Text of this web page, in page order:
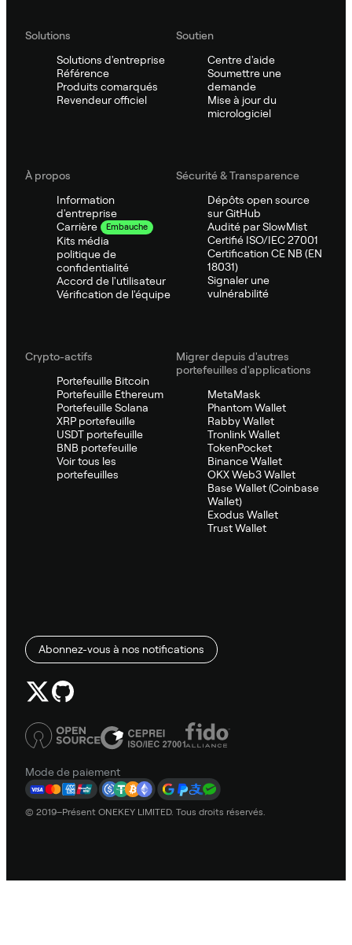
Solutions
Solutions d'entreprise
Référence
Produits comarqués
Revendeur officiel
Soutien
Centre d'aide
Soumettre une
demande
Mise à jour du
micrologiciel
À propos
Information
d'entreprise
Carrière
Embauche
Kits média
politique de
confidentialité
Accord de l'utilisateur
Vérification de l'équipe
Sécurité & Transparence
Dépôts open source
sur GitHub
Audité par SlowMist
Certifié ISO/IEC 27001
Certification CE NB (EN
18031)
Signaler une
vulnérabilité
Crypto-actifs
Portefeuille Bitcoin
Portefeuille Ethereum
Portefeuille Solana
XRP portefeuille
USDT portefeuille
BNB portefeuille
Voir tous les
portefeuilles
Migrer depuis d'autres
portefeuilles d'applications
MetaMask
Phantom Wallet
Rabby Wallet
Tronlink Wallet
TokenPocket
Binance Wallet
OKX Web3 Wallet
Base Wallet (Coinbase
Wallet)
Exodus Wallet
Trust Wallet
Abonnez-vous à nos notifications
Mode de paiement
© 2019–Présent ONEKEY LIMITED. Tous droits réservés.